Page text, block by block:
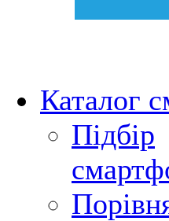
Каталог
Підбір